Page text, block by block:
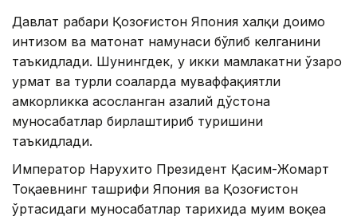
Давлат раҳбари Қозоғистон Япония халқи доимо
интизом ва матонат намунаси бўлиб келганини
таъкидлади. Шунингдек, у икки мамлакатни ўзаро
ҳурмат ва турли соҳаларда муваффақиятли
ҳамкорликка асосланган азалий дўстона
муносабатлар бирлаштириб туришини
таъкидлади.
Император Нарухито Президент Қасим-Жомарт
Тоқаевнинг ташрифи Япония ва Қозоғистон
ўртасидаги муносабатлар тарихида муҳим воқеа